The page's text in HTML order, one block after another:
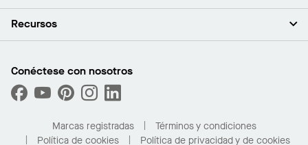
Sala de prensa
¿Cuáles son mis opciones de compra?
Plafones
Capacidades personalizadas
Desempeño
Recursos
Buscar un distribuidor
Solicitar muestras
Compre en línea con Kanopi
Para el hogar
Conéctese con nosotros
Marcas registradas
Términos y condiciones
Política de cookies
Política de privacidad y de cookies